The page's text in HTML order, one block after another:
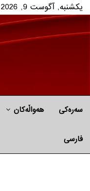
یکشنبه, آگوست 9, 2026
سەرەکی هه‌واڵه‌کان
فارسی